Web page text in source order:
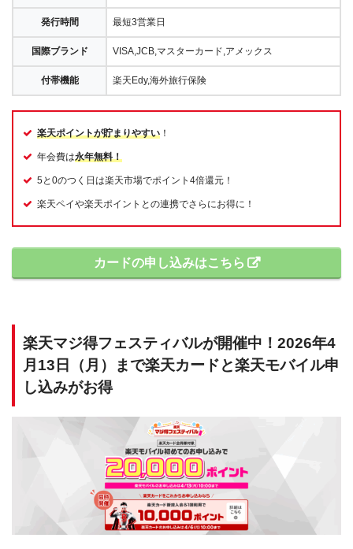
発行時間 最短3営業日
国際ブランド VISA,JCB,マスターカード,アメックス
付帯機能 楽天Edy,海外旅行保険
楽天ポイントが貯まりやすい ！
年会費は永年無料！
5と0のつく日は楽天市場でポイント4倍還元！
楽天ペイや楽天ポイントとの連携でさらにお得に！
カードの申し込みはこちら
楽天マジ得フェスティバルが開催中！2026年4
月13日（月）まで楽天カードと楽天モバイル申
し込みがお得